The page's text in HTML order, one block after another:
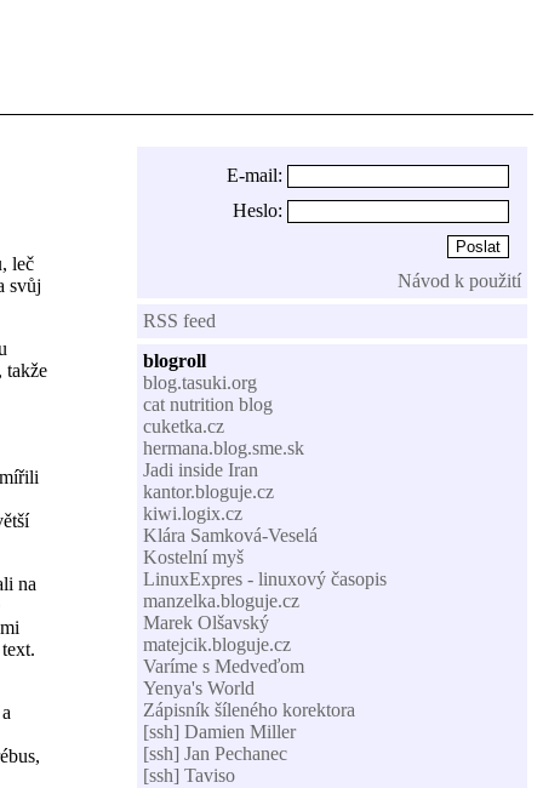
E-mail:
Heslo:
Návod k použití
RSS feed
blogroll
blog.tasuki.org
cat nutrition blog
cuketka.cz
hermana.blog.sme.sk
Jadi inside Iran
kantor.bloguje.cz
kiwi.logix.cz
Klára Samková-Veselá
Kostelní myš
LinuxExpres - linuxový časopis
manzelka.bloguje.cz
Marek Olšavský
matejcik.bloguje.cz
Varíme s Medveďom
Yenya's World
Zápisník šíleného korektora
[ssh] Damien Miller
[ssh] Jan Pechanec
[ssh] Taviso
leč
svůj
takže
na